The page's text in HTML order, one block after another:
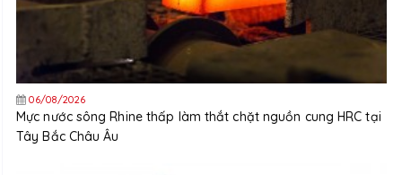
06/08/2026
Mực nước sông Rhine thấp làm thắt chặt nguồn cung HRC tại
Tây Bắc Châu Âu